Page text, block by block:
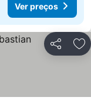
Ver preços
Partilhar